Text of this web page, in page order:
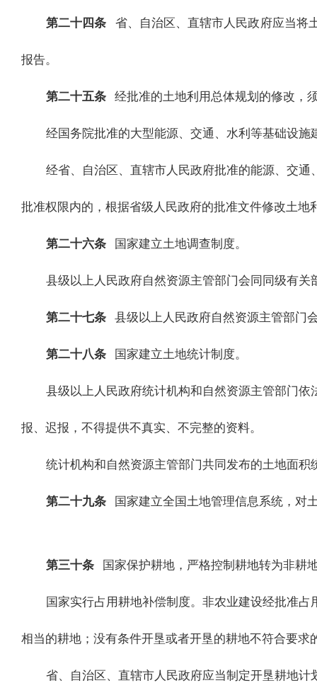
第二十四条 省、自治区、直辖市人民政府应当将
报告。
第二十五条 经批准的土地利用总体规划的修改，
经国务院批准的大型能源、交通、水利等基础设
经省、自治区、直辖市人民政府批准的能源、交
批准权限内的，根据省级人民政府的批准文件修改土地
第二十六条 国家建立土地调查制度。
县级以上人民政府自然资源主管部门会同同级有
第二十七条 县级以上人民政府自然资源主管部门
第二十八条 国家建立土地统计制度。
县级以上人民政府统计机构和自然资源主管部门
报、迟报，不得提供不真实、不完整的资料。
统计机构和自然资源主管部门共同发布的土地面
第二十九条 国家建立全国土地管理信息系统，对
第三十条 国家保护耕地，严格控制耕地转为非耕
国家实行占用耕地补偿制度。非农业建设经批准占
相当的耕地；没有条件开垦或者开垦的耕地不符合要
省、自治区、直辖市人民政府应当制定开垦耕地